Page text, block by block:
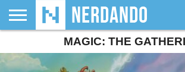
GIOCHI
DA
TAVOLO
GIOCHI
DI
RUOLO
VIDEOGAMES
FILM
SERIE
FUMETTI
& LIBRI
MAGIC:
THE
GATHERING
DUNGEONS
DRAGONS
WRESTLING
NERDANDO
AWARDS
I
BOLLINI
MAGIC: THE